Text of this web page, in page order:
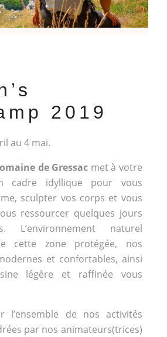
2019
au 4 mai.
de Gressac met à votre
cadre idyllique pour vous
sculpter vos corps et vous
ressourcer quelques jours
L’environnement naturel
cette zone protégée, nos
et confortables, ainsi
légère et raffinée vous
l’ensemble de nos activités
par nos animateurs(trices)